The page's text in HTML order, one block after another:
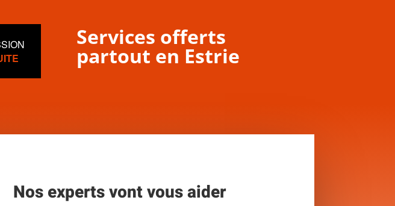
Services offerts
partout en Estrie
Nos experts vont vous aider